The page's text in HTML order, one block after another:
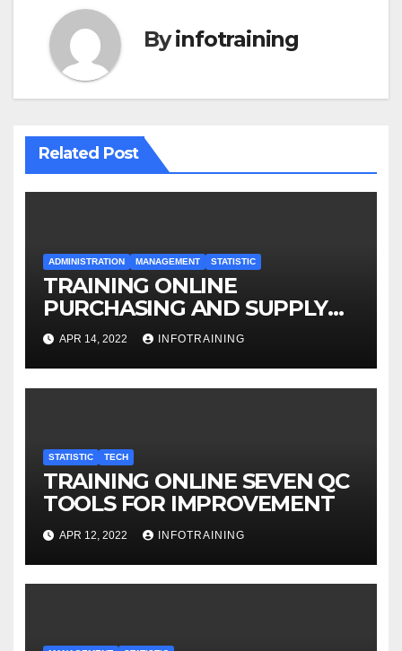
Byinfotraining
Related Post
ADMINISTRATION MANAGEMENT STATISTIC
TRAINING ONLINE
PURCHASING AND SUPPLY
MANAGEMENT : STRATEGY
CONCEPT AND APPLICATION
APR 14, 2022 INFOTRAINING
STATISTIC TECH
TRAINING ONLINE SEVEN QC
TOOLS FOR IMPROVEMENT
APR 12, 2022 INFOTRAINING